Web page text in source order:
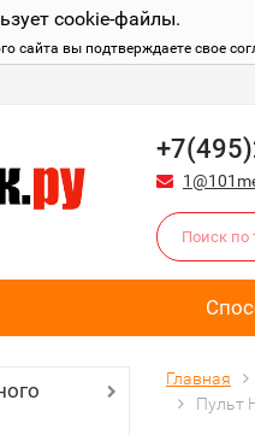
cookie-файлы.
сайта вы подтверждаете свое
Главная
Пульт